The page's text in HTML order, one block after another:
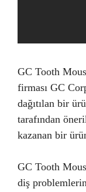
GC Tooth
firması GC
dağıtılan bir
tarafından
kazanan bir
GC Tooth
diş